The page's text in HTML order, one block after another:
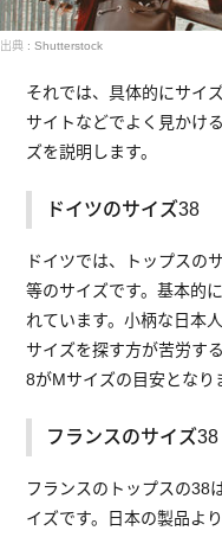
出典 : Shutterstock
それでは、具体的にサイ
サイトなどでよく見かけ
ズを説明します。
ドイツのサイズ38
ドイツでは、トップスの
等のサイズです。基本的
れています。小柄な日本
サイズを探す方が苦労す
8がMサイズの目安となり
フランスのサイズ38
フランスのトップスの38
イズです。日本の製品よ